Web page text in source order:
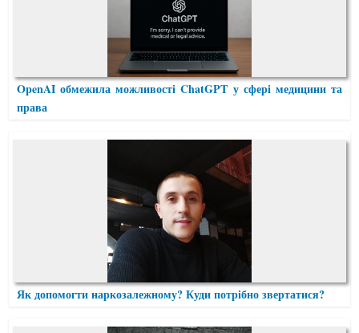
OpenAI обмежила можливості ChatGPT у сфері медицини та
права
Як допомогти наркозалежному? Куди потрібно звертатися?